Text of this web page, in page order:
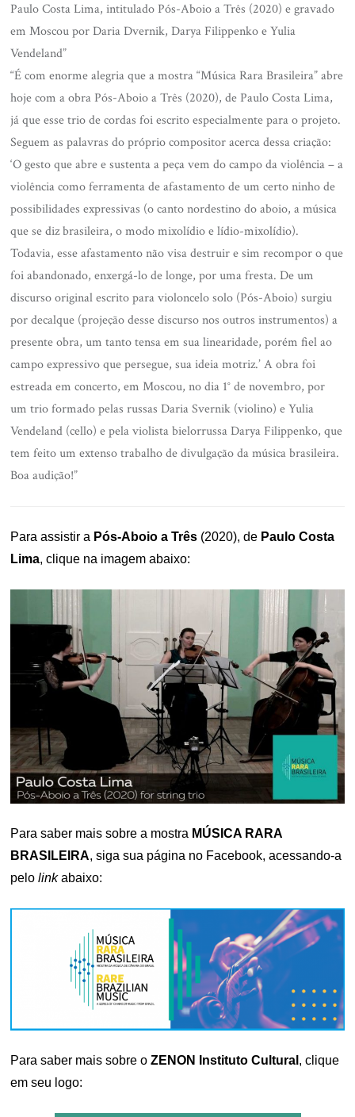
Paulo Costa Lima, intitulado Pós-Aboio a Três (2020) e gravado
em Moscou por Daria Dvernik, Darya Filippenko e Yulia
Vendeland”
“É com enorme alegria que a mostra “Música Rara Brasileira” abre
hoje com a obra Pós-Aboio a Três (2020), de Paulo Costa Lima,
já que esse trio de cordas foi escrito especialmente para o projeto.
Seguem as palavras do próprio compositor acerca dessa criação:
‘O gesto que abre e sustenta a peça vem do campo da violência – a
violência como ferramenta de afastamento de um certo ninho de
possibilidades expressivas (o canto nordestino do aboio, a música
que se diz brasileira, o modo mixolídio e lídio-mixolídio).
Todavia, esse afastamento não visa destruir e sim recompor o que
foi abandonado, enxergá-lo de longe, por uma fresta. De um
discurso original escrito para violoncelo solo (Pós-Aboio) surgiu
por decalque (projeção desse discurso nos outros instrumentos) a
presente obra, um tanto tensa em sua linearidade, porém fiel ao
campo expressivo que persegue, sua ideia motriz.’ A obra foi
estreada em concerto, em Moscou, no dia 1° de novembro, por
um trio formado pelas russas Daria Svernik (violino) e Yulia
Vendeland (cello) e pela violista bielorrussa Darya Filippenko, que
tem feito um extenso trabalho de divulgação da música brasileira.
Boa audição!”
Para assistir a Pós-Aboio a Três (2020), de Paulo Costa
Lima, clique na imagem abaixo:
Para saber mais sobre a mostra MÚSICA RARA
BRASILEIRA, siga sua página no Facebook, acessando-a
pelolinkabaixo:
Para saber mais sobre oZENON Instituto Cultural , clique
em seu logo: